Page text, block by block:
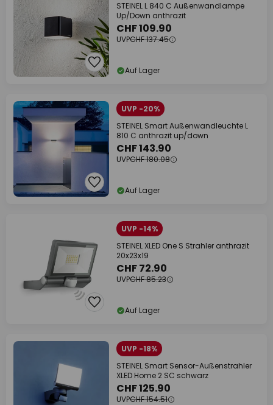
STEINEL L 840 C Außenwandlampe
Up/Down anthrazit
CHF 109.90
UVPCHF 137.45
Auf Lager
UVP -20%
STEINEL Smart Außenwandleuchte L
810 C anthrazit up/down
CHF 143.90
UVPCHF 180.08
Auf Lager
UVP -14%
STEINEL XLED One S Strahler anthrazit
20x23x19
CHF 72.90
UVPCHF 85.23
Auf Lager
UVP -18%
STEINEL Smart Sensor-Außenstrahler
XLED Home 2 SC schwarz
CHF 125.90
UVPCHF 154.51